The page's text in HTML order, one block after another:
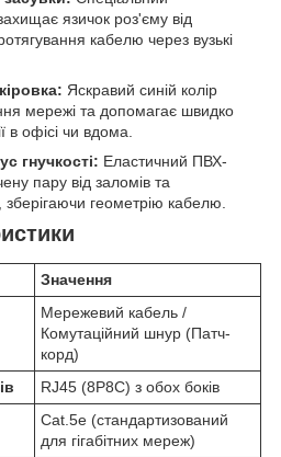
язичок роз'єму від
кабелю через вузькі
Яскравий синій колір
мережі та допомагає швидко
в офісі чи вдома.
гнучкості: Еластичний ПВХ-
пару від заломів та
зберігаючи геометрію кабелю.
Значення
Мережевий кабель /
Комутаційний шнур (Патч-
корд)
RJ45 (8P8C) з обох боків
Cat.5e (стандартизований
для гігабітних мереж)